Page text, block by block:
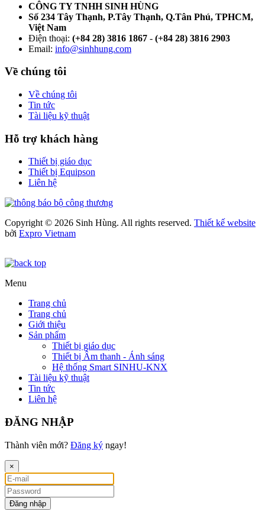
CÔNG TY TNHH SINH HÙNG
Số 234 Tây Thạnh, P.Tây Thạnh, Q.Tân Phú, TPHCM,
Việt Nam
Điện thoại: (+84 28) 3816 1867 - (+84 28) 3816 2903
Email: info@sinhhung.com
Về chúng tôi
Về chúng tôi
Tin tức
Tài liệu kỹ thuật
Hỗ trợ khách hàng
Thiết bị giáo dục
Thiết bị Equipson
Liên hệ
Copyright © 2026 Sinh Hùng. All rights reserved. Thiết kế website
bởi Expro Vietnam
Menu
Trang chủ
Trang chủ
Giới thiệu
Sản phẩm
Thiết bị giáo dục
Thiết bị Âm thanh - Ánh sáng
Hệ thống Smart SINHU-KNX
Tài liệu kỹ thuật
Tin tức
Liên hệ
ĐĂNG NHẬP
Thành viên mới? Đăng ký ngay!
×
Đăng nhập